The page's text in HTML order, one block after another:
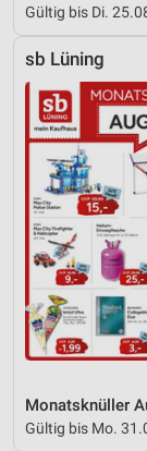
Gültig bis Di.
sb Lüning
Gültig bis Mo.